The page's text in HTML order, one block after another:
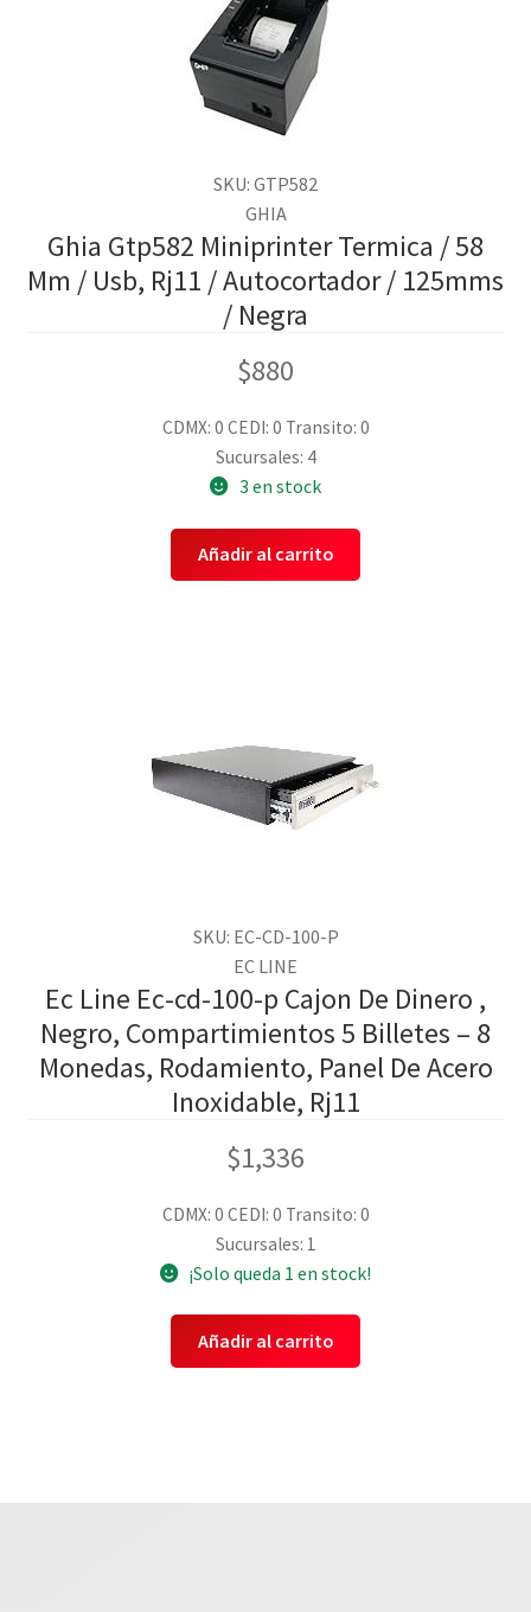
SKU: GTP582
GHIA
Ghia Gtp582 Miniprinter Termica / 58
Mm / Usb, Rj11 / Autocortador / 125mms
/ Negra
$880
CDMX: 0 CEDI: 0 Transito: 0
Sucursales: 4
3 en stock
Añadir al carrito
SKU: EC-CD-100-P
EC LINE
Ec Line Ec-cd-100-p Cajon De Dinero ,
Negro, Compartimientos 5 Billetes – 8
Monedas, Rodamiento, Panel De Acero
Inoxidable, Rj11
$1,336
CDMX: 0 CEDI: 0 Transito: 0
Sucursales: 1
¡Solo queda 1 en stock!
Añadir al carrito